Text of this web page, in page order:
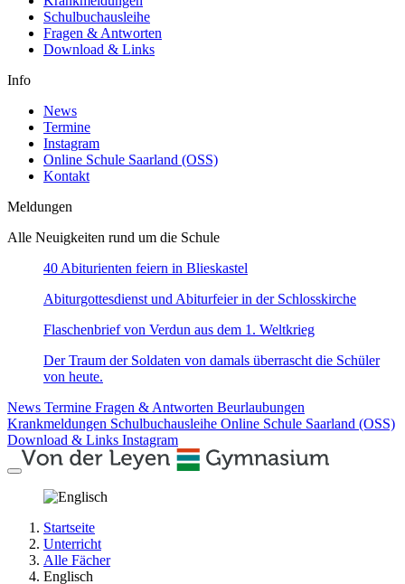
Schulbuchausleihe
Fragen & Antworten
Download & Links
Info
News
Termine
Instagram
Online Schule Saarland (OSS)
Kontakt
Meldungen
Alle Neuigkeiten rund um die Schule
40 Abiturienten feiern in Blieskastel
Abiturgottesdienst und Abiturfeier in der Schlosskirche
Flaschenbrief von Verdun aus dem 1. Weltkrieg
Der Traum der Soldaten von damals überrascht die Schüler
von heute.
News Termine Fragen & Antworten Beurlaubungen
Krankmeldungen Schulbuchausleihe Online Schule Saarland (OSS)
Download & Links Instagram
Startseite
Unterricht
Alle Fächer
Englisch